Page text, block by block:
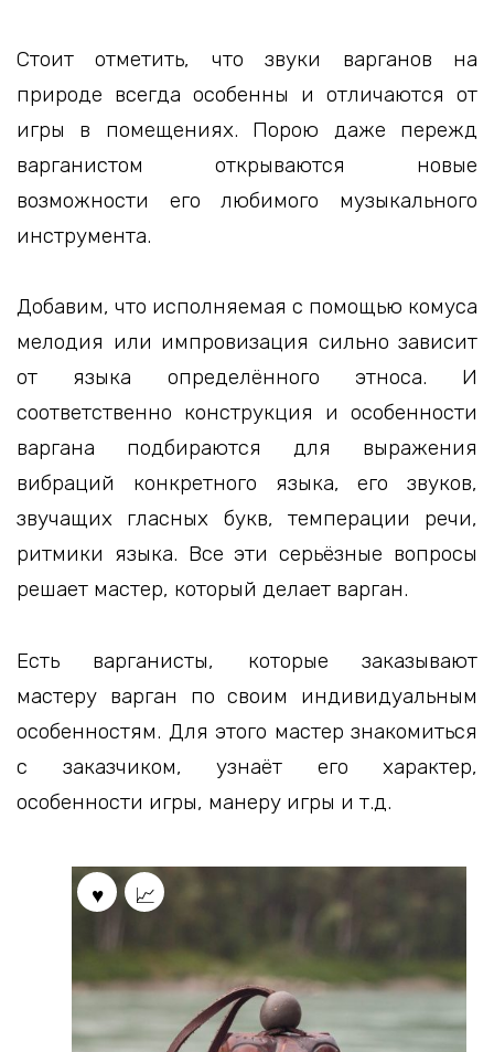
Стоит отметить, что звуки варганов на
природе всегда особенны и отличаются от
игры в помещениях. Порою даже пережд
варганистом открываются новые
возможности его любимого музыкального
инструмента.
Добавим, что исполняемая с помощью комуса
мелодия или импровизация сильно зависит
от языка определённого этноса. И
соответственно конструкция и особенности
варгана подбираются для выражения
вибраций конкретного языка, его звуков,
звучащих гласных букв, темперации речи,
ритмики языка. Все эти серьёзные вопросы
решает мастер, который делает варган.
Есть варганисты, которые заказывают
мастеру варган по своим индивидуальным
особенностям. Для этого мастер знакомиться
с заказчиком, узнаёт его характер,
особенности игры, манеру игры и т.д.